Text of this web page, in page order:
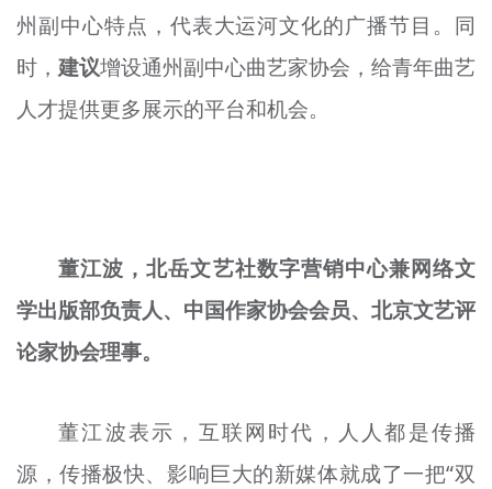
州副中心特点，代表大运河文化的广播节目。同
时， 建议增设通州副中心曲艺家协会，给青年曲艺
人才提供更多展示的平台和机会。
董江波，北岳文艺社数字营销中心兼网络文
学出版部负责人、中国作家协会会员、北京文艺评
论家协会理事。
董江波表示，互联网时代，人人都是传播
源，传播极快、影响巨大的新媒体就成了一把“双